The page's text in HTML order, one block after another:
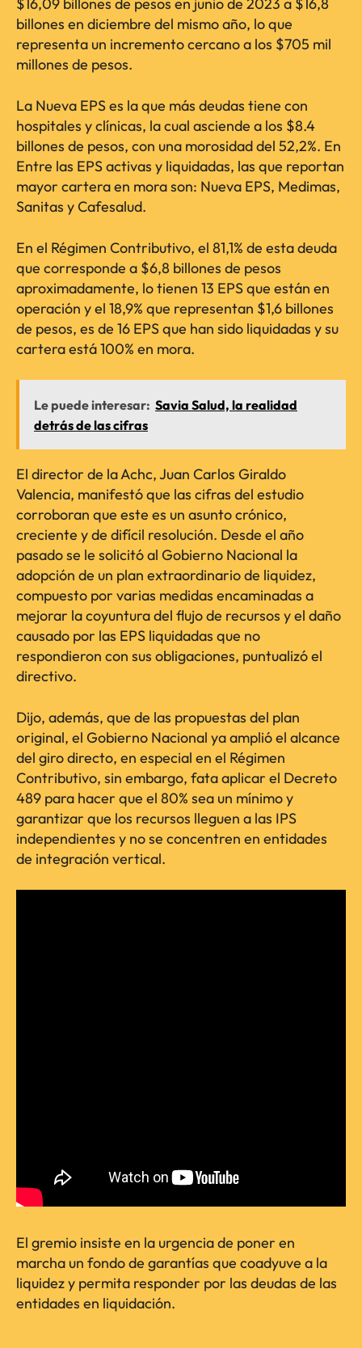
$16,09 billones de pesos en junio de 2023 a $16,8
billones en diciembre del mismo año, lo que
representa un incremento cercano a los $705 mil
millones de pesos.
La Nueva EPS es la que más deudas tiene con
hospitales y clínicas, la cual asciende a los $8.4
billones de pesos, con una morosidad del 52,2%. En
Entre las EPS activas y liquidadas, las que reportan
mayor cartera en mora son: Nueva EPS, Medimas,
Sanitas y Cafesalud.
En el Régimen Contributivo, el 81,1% de esta deuda
que corresponde a $6,8 billones de pesos
aproximadamente, lo tienen 13 EPS que están en
operación y el 18,9% que representan $1,6 billones
de pesos, es de 16 EPS que han sido liquidadas y su
cartera está 100% en mora.
Le puede interesar: Savia Salud, la realidad
detrás de las cifras
El director de la Achc, Juan Carlos Giraldo
Valencia, manifestó que las cifras del estudio
corroboran que este es un asunto crónico,
creciente y de difícil resolución. Desde el año
pasado se le solicitó al Gobierno Nacional la
adopción de un plan extraordinario de liquidez,
compuesto por varias medidas encaminadas a
mejorar la coyuntura del flujo de recursos y el daño
causado por las EPS liquidadas que no
respondieron con sus obligaciones, puntualizó el
directivo.
Dijo, además, que de las propuestas del plan
original, el Gobierno Nacional ya amplió el alcance
del giro directo, en especial en el Régimen
Contributivo, sin embargo, fata aplicar el Decreto
489 para hacer que el 80% sea un mínimo y
garantizar que los recursos lleguen a las IPS
independientes y no se concentren en entidades
de integración vertical.
El gremio insiste en la urgencia de poner en
marcha un fondo de garantías que coadyuve a la
liquidez y permita responder por las deudas de las
entidades en liquidación.